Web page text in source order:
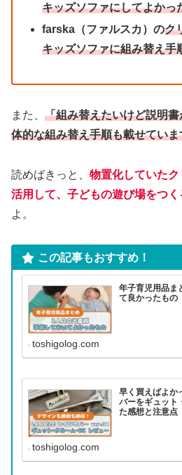
キッズソファにしてよかっ
farska（ファルスカ）のク
キッズソファに組み替え手
また、 「組み替えたいけど説明
体的な組み替え手順も載せていま
読めばきっと、 物置化していた
活用して、子どもの遊び場をつ
よ。
この記事もおすすめ！
年子育児用品ま
て良かったもの
toshigolog.com
早く買えばよか
バーをギュット
た感想と注意点
toshigolog.com